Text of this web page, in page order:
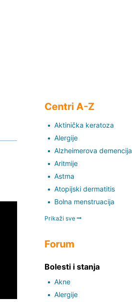
Centri A-Z
Aktinička keratoza
Alergije
Alzheimerova demencija
Aritmije
Astma
Atopijski dermatitis
Bolna menstruacija
Prikaži sve
Forum
Bolesti i stanja
Akne
Alergije